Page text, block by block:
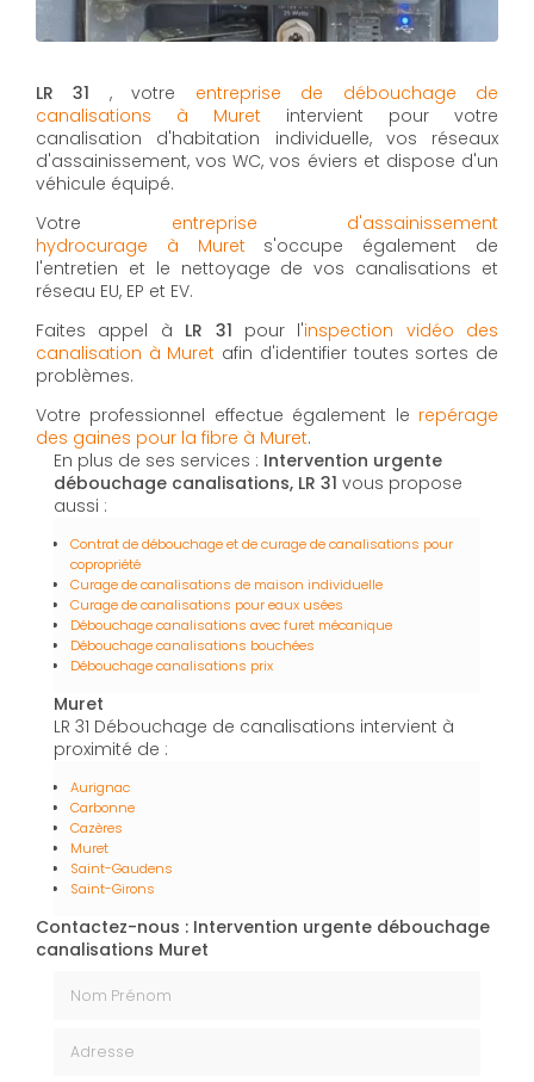
LR 31 , votre entreprise de débouchage de
canalisations à Muret intervient pour votre
canalisation d'habitation individuelle, vos réseaux
d'assainissement, vos WC, vos éviers et dispose d'un
véhicule équipé.
Votre entreprise d'assainissement
hydrocurage à Murets'occupe également de
l'entretien et le nettoyage de vos canalisations et
réseau EU, EP et EV.
Faites appel à LR 31 pour l'inspection vidéo des
canalisation à Muret afin d'identifier toutes sortes de
problèmes.
Votre professionnel effectue également le repérage
des gaines pour la fibre à Muret.
En plus de ses services : Intervention urgente
débouchage canalisations, LR 31 vous propose
aussi :
Contrat de débouchage et de curage de canalisations pour
copropriété
Curage de canalisations de maison individuelle
Curage de canalisations pour eaux usées
Débouchage canalisations avec furet mécanique
Débouchage canalisations bouchées
Débouchage canalisations prix
Muret
LR 31 Débouchage de canalisations intervient à
proximité de :
Aurignac
Carbonne
Cazères
Muret
Saint-Gaudens
Saint-Girons
Contactez-nous : Intervention urgente débouchage
canalisations Muret